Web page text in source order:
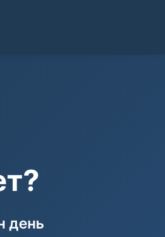
день